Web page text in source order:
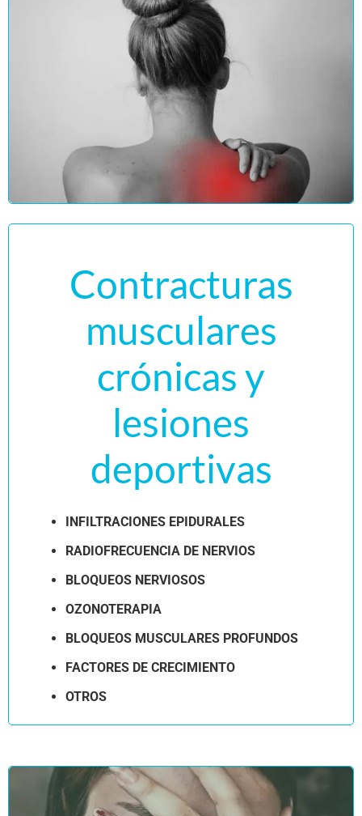
Contracturas
musculares
crónicas y
lesiones
deportivas
INFILTRACIONES EPIDURALES
RADIOFRECUENCIA DE NERVIOS
BLOQUEOS NERVIOSOS
OZONOTERAPIA
BLOQUEOS MUSCULARES PROFUNDOS
FACTORES DE CRECIMIENTO
OTROS